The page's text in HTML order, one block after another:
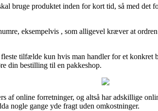
bruge produktet inden for kort tid, så med det
eksempelvis , som alligevel kræver at
tilfælde kun hvis man handler for et
din bestilling til en pakkeshop.
online forretninger, og altså har adskillige
nogle gange yde fragt uden omkostninger.